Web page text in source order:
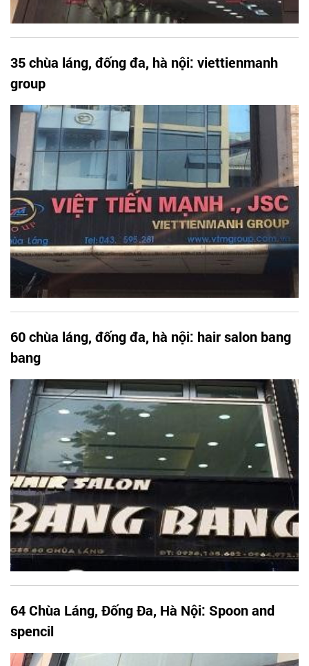
35 chùa láng, đống đa, hà nội: viettienmanh
group
60 chùa láng, đống đa, hà nội: hair salon bang
bang
64 Chùa Láng, Đống Đa, Hà Nội: Spoon and
spencil